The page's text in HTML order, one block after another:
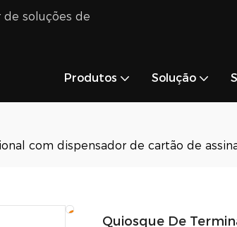
soluções de
Produtos Solução
com dispensador de cartão de
Quiosque De